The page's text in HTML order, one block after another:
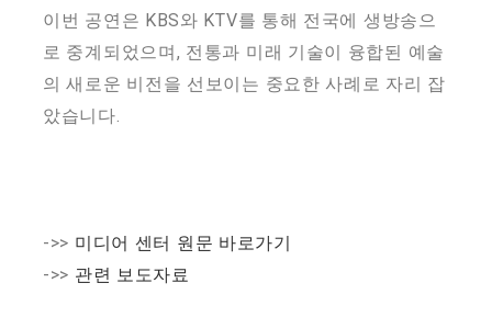
이번 공연은 KBS와 KTV를 통해 전국에 생방송으
로 중계되었으며, 전통과 미래 기술이 융합된 예술
의 새로운 비전을 선보이는 중요한 사례로 자리 잡
았습니다.
->> 미디어 센터 원문 바로가기
->> 관련 보도자료